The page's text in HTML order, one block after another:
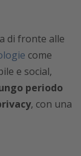
di fronte alle
come
e social,
periodo
, con una